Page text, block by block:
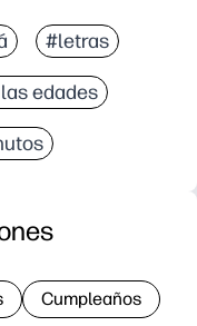
#letras
edades
Cumpleaños